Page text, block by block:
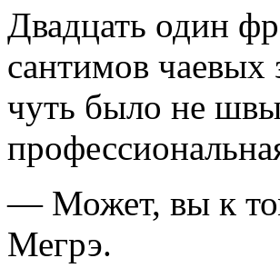
Двадцать один
сантимов
чуть было не
— Может, вы к
Мегрэ.